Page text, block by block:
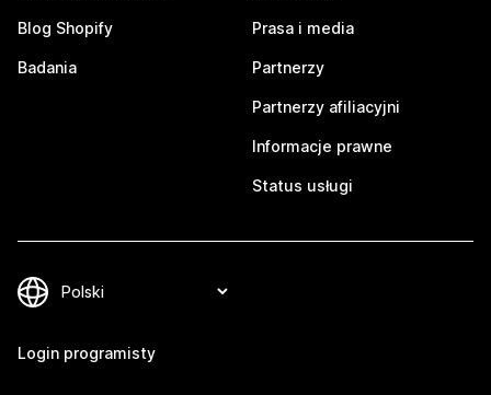
Blog Shopify
Badania
Prasa i media
Partnerzy
Partnerzy afiliacyjni
Informacje prawne
Status usługi
Login programisty